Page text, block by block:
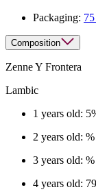
Packaging:
Composition
Zenne Y Frontera
Lambic
1 years old:
2 years old: %
3 years old: %
4 years old: